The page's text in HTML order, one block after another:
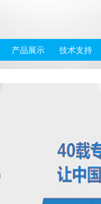
产品展示 技术支持